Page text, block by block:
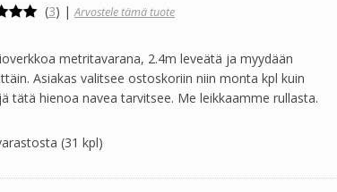
(3) |Arvostele tämä tuote
metritavarana, 2.4m leveätä ja myydään
Asiakas valitsee ostoskoriin niin monta kpl kuin
tätä hienoa navea tarvitsee. Me leikkaamme rullasta.
(31 kpl)